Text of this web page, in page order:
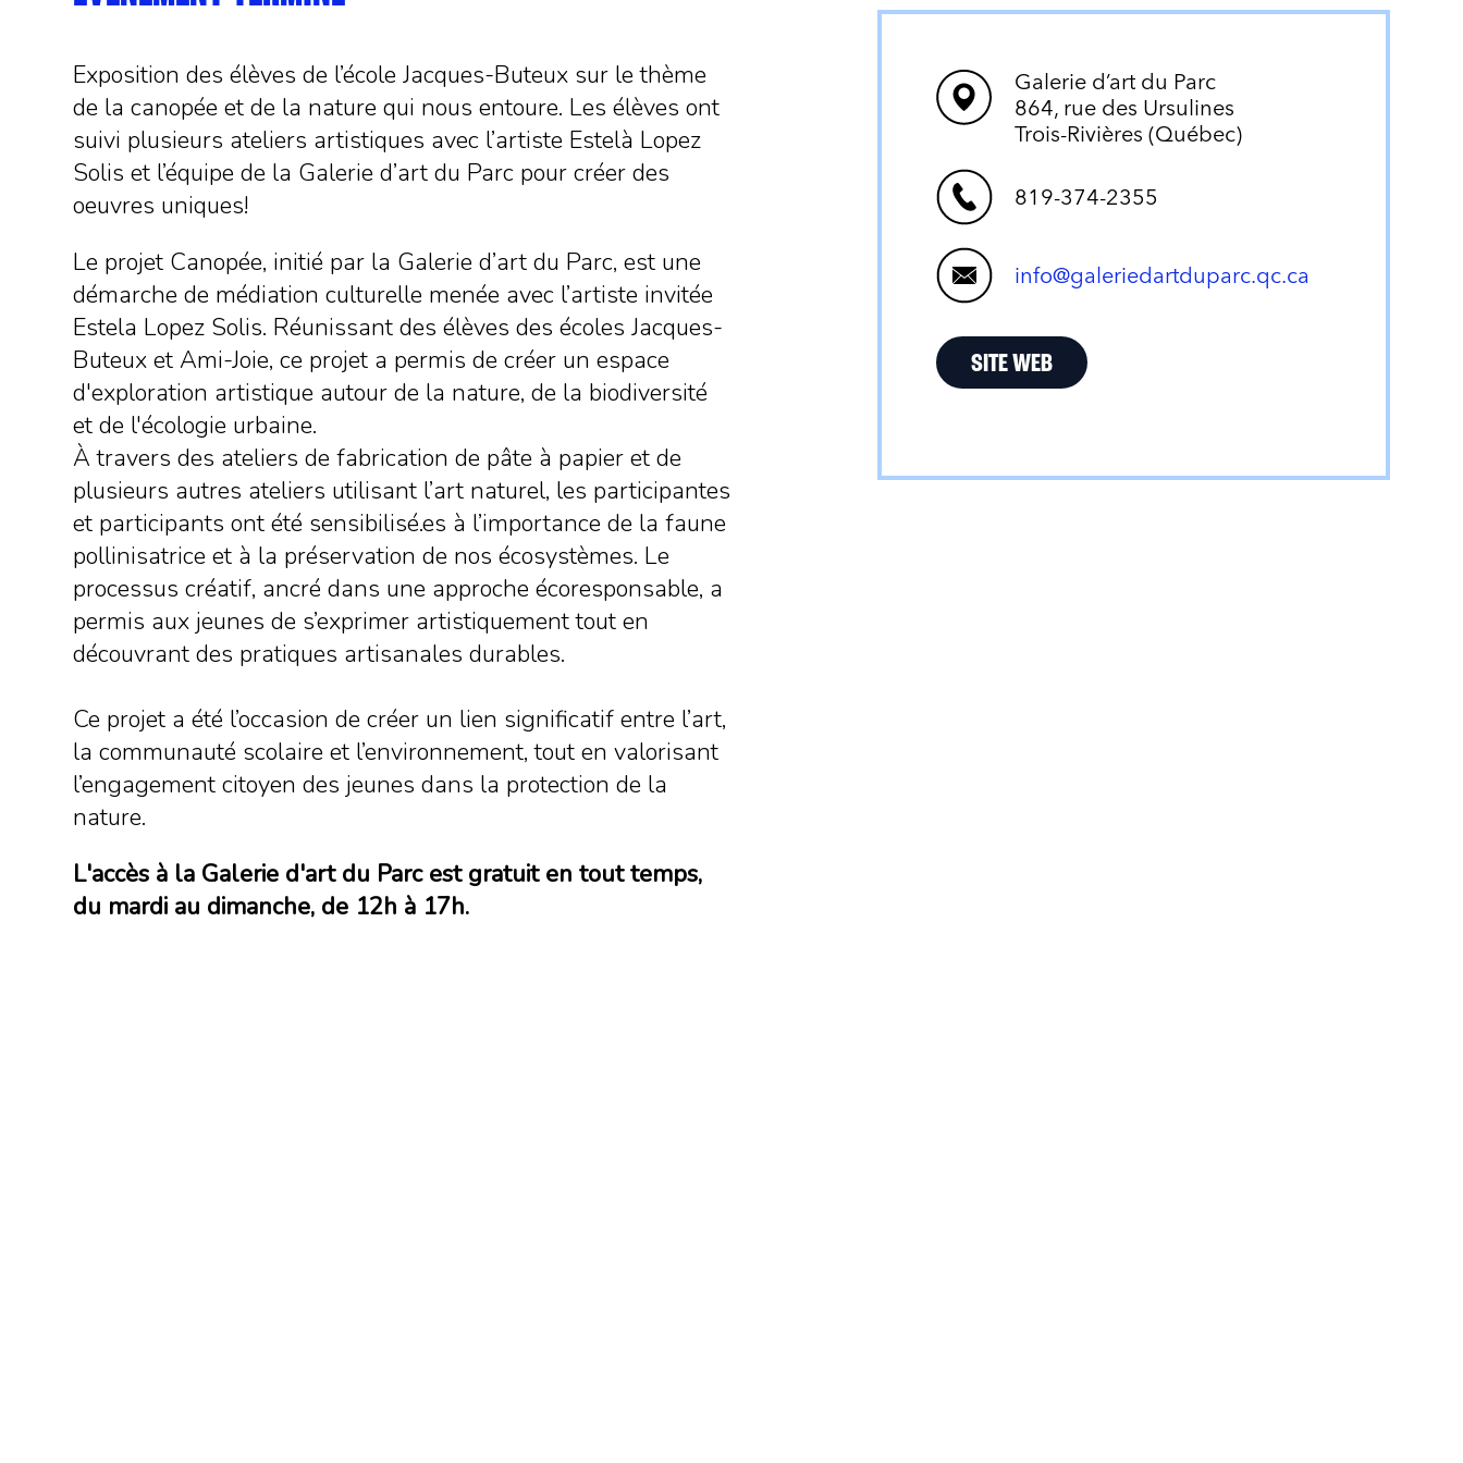
Exposition des élèves de l’école Jacques-Buteux sur le thème
de la canopée et de la nature qui nous entoure. Les élèves ont
suivi plusieurs ateliers artistiques avec l’artiste Estelà Lopez
Solis et l’équipe de la Galerie d’art du Parc pour créer des
oeuvres uniques!
Le projet Canopée, initié par la Galerie d’art du Parc, est une
démarche de médiation culturelle menée avec l’artiste invitée
Estela Lopez Solis. Réunissant des élèves des écoles Jacques-
Buteux et Ami-Joie, ce projet a permis de créer un espace
d'exploration artistique autour de la nature, de la biodiversité
et de l'écologie urbaine.
À travers des ateliers de fabrication de pâte à papier et de
plusieurs autres ateliers utilisant l’art naturel, les participantes
et participants ont été sensibilisé.es à l’importance de la faune
pollinisatrice et à la préservation de nos écosystèmes. Le
processus créatif, ancré dans une approche écoresponsable, a
permis aux jeunes de s’exprimer artistiquement tout en
découvrant des pratiques artisanales durables.
Ce projet a été l’occasion de créer un lien significatif entre l’art,
la communauté scolaire et l’environnement, tout en valorisant
l’engagement citoyen des jeunes dans la protection de la
nature.
L'accès à la Galerie d'art du Parc est gratuit en tout temps,
du mardi au dimanche, de 12h à 17h.
Galerie d’art du Parc
864, rue des Ursulines
Trois-Rivières (Québec)
819-374-2355
info@galeriedartduparc.qc.ca
SITE WEB